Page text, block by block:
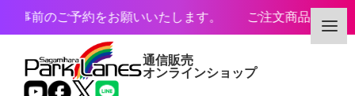
約をお願いいたします。 ご注文商品のお取り置き期間
通信販売
オンラインショップ